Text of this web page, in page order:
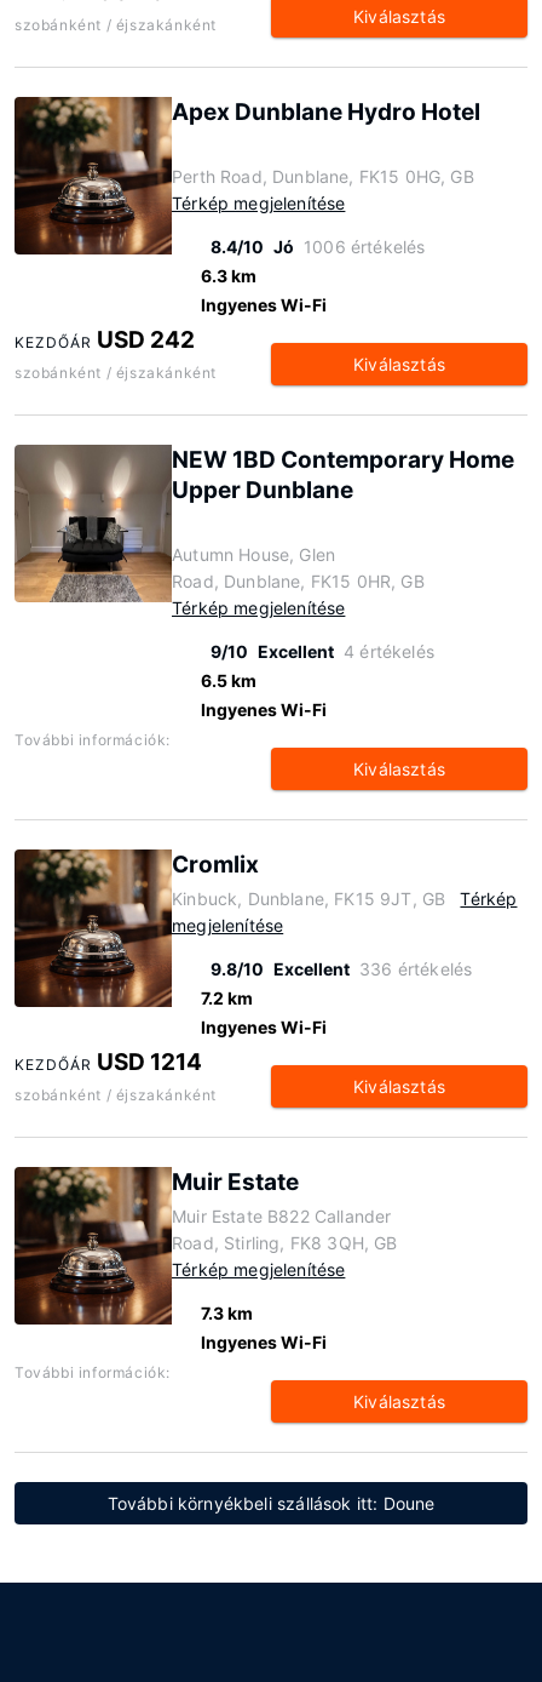
szobánként / éjszakánként Kiválasztás
Apex Dunblane Hydro Hotel
Perth Road, Dunblane, FK15 0HG, GB
Térkép megjelenítése
8.4/10 Jó 1006 értékelés
6.3 km
Ingyenes Wi-Fi
KEZDŐÁR USD 242
szobánként / éjszakánként Kiválasztás
NEW 1BD Contemporary Home
Upper Dunblane
Autumn House, Glen
Road, Dunblane, FK15 0HR, GB
Térkép megjelenítése
9/10 Excellent 4 értékelés
6.5 km
Ingyenes Wi-Fi
További információk:
Kiválasztás
Cromlix
Kinbuck, Dunblane, FK15 9JT, GB
Térkép
megjelenítése
9.8/10 Excellent 336 értékelés
7.2 km
Ingyenes Wi-Fi
KEZDŐÁR USD 1214
szobánként / éjszakánként Kiválasztás
Muir Estate
Muir Estate B822 Callander
Road, Stirling, FK8 3QH, GB
Térkép megjelenítése
7.3 km
Ingyenes Wi-Fi
További információk:
Kiválasztás
További környékbeli szállások itt: Doune